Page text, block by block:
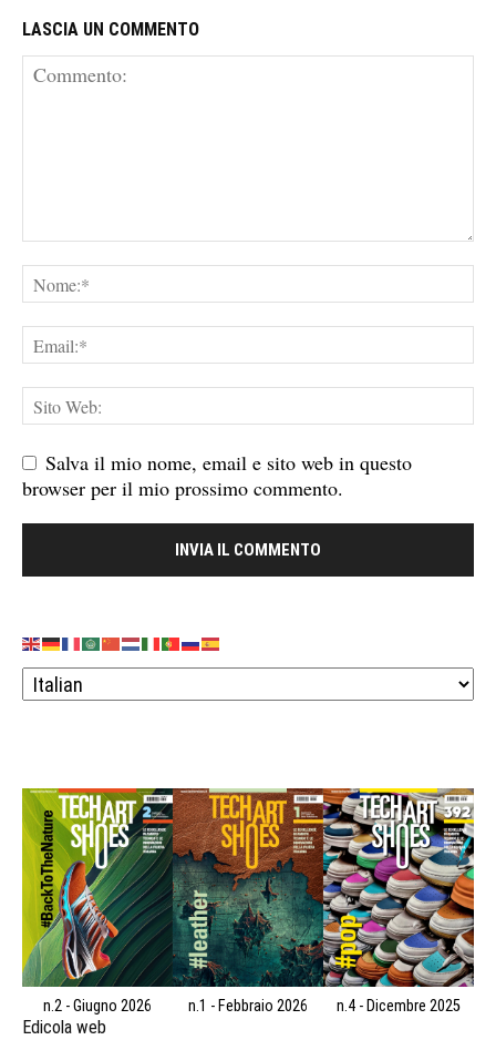
LASCIA UN COMMENTO
Salva il mio nome, email e sito web in questo
browser per il mio prossimo commento.
n.2 - Giugno 2026 n.1 - Febbraio 2026 n.4 - Dicembre 2025
Edicola web